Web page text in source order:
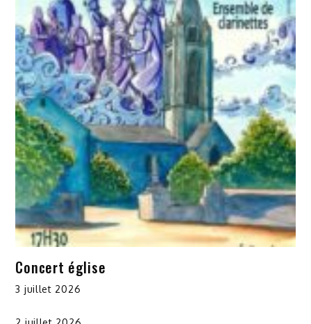
Concert église
3 juillet 2026